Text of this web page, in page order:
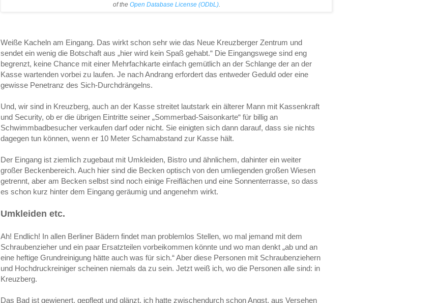
of the Open Database License (ODbL).
Weiße Kacheln am Eingang. Das wirkt schon sehr wie das Neue Kreuzberger Zentrum und
sendet ein wenig die Botschaft aus „hier wird kein Spaß gehabt.“ Die Eingangswege sind eng
begrenzt, keine Chance mit einer Mehrfachkarte einfach gemütlich an der Schlange der an der
Kasse wartenden vorbei zu laufen. Je nach Andrang erfordert das entweder Geduld oder eine
gewisse Penetranz des Sich-Durchdrängelns.
Und, wir sind in Kreuzberg, auch an der Kasse streitet lautstark ein älterer Mann mit Kassenkraft
und Security, ob er die übrigen Eintritte seiner „Sommerbad-Saisonkarte“ für billig an
Schwimmbadbesucher verkaufen darf oder nicht. Sie einigten sich dann darauf, dass sie nichts
dagegen tun können, wenn er 10 Meter Schamabstand zur Kasse hält.
Der Eingang ist ziemlich zugebaut mit Umkleiden, Bistro und ähnlichem, dahinter ein weiter
großer Beckenbereich. Auch hier sind die Becken optisch von den umliegenden großen Wiesen
getrennt, aber am Becken selbst sind noch einige Freiflächen und eine Sonnenterrasse, so dass
es schon kurz hinter dem Eingang geräumig und angenehm wirkt.
Umkleiden etc.
Ah! Endlich! In allen Berliner Bädern findet man problemlos Stellen, wo mal jemand mit dem
Schraubenzieher und ein paar Ersatzteilen vorbeikommen könnte und wo man denkt „ab und an
eine heftige Grundreinigung hätte auch was für sich.“ Aber diese Personen mit Schraubenziehern
und Hochdruckreiniger scheinen niemals da zu sein. Jetzt weiß ich, wo die Personen alle sind: in
Kreuzberg.
Das Bad ist gewienert, gepflegt und glänzt, ich hatte zwischendurch schon Angst, aus Versehen